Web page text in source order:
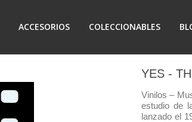
ACCESORIOS COLECCIONABLES
YES -
Vinilos –
estudio de
lanzado el